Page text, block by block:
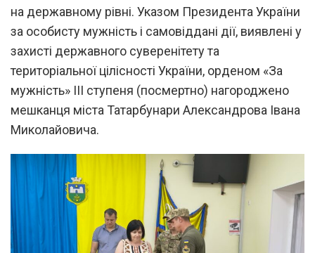
на державному рівні. Указом Президента України
за особисту мужність і самовіддані дії, виявлені у
захисті державного суверенітету та
територіальної цілісності України, орденом «За
мужність» ІІІ ступеня (посмертно) нагороджено
мешканця міста Татарбунари Александрова Івана
Миколайовича.